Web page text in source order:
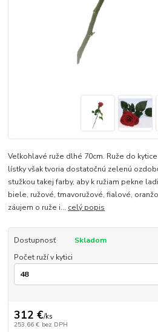
Veľkohlavé ruže dlhé 70cm. Ruže do
lístky však tvoria dostatočnú zelenú
stužkou takej farby, aby k ružiam pekne
biele, ružové, tmavoružové, fialové,
záujem o ruže i... celý popis
Dostupnosť
Skladom
Počet ruží v kytici
312 €/ks
253,66 € bez DPH